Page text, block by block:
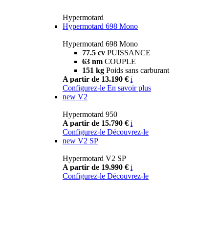
Hypermotard
Hypermotard 698 Mono
Hypermotard 698 Mono
77.5 cv PUISSANCE
63 nm COUPLE
151 kg Poids sans carburant
A partir de 13.190 € i
Configurez-le En savoir plus
new V2
Hypermotard 950
A partir de 15.790 € i
Configurez-le Découvrez-le
new V2 SP
Hypermotard V2 SP
A partir de 19.990 € i
Configurez-le Découvrez-le